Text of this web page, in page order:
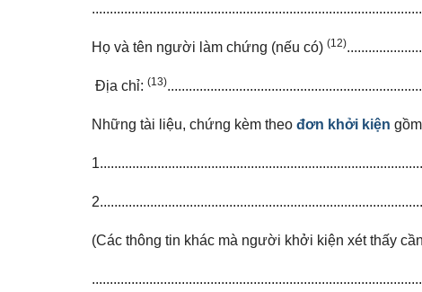
Họ và tên người làm chứng (nếu có) (12)
Địa chỉ: (13)
Những tài liệu, chứng kèm theo đơn khởi kiện
(Các thông tin khác mà người khởi kiện xét thấy